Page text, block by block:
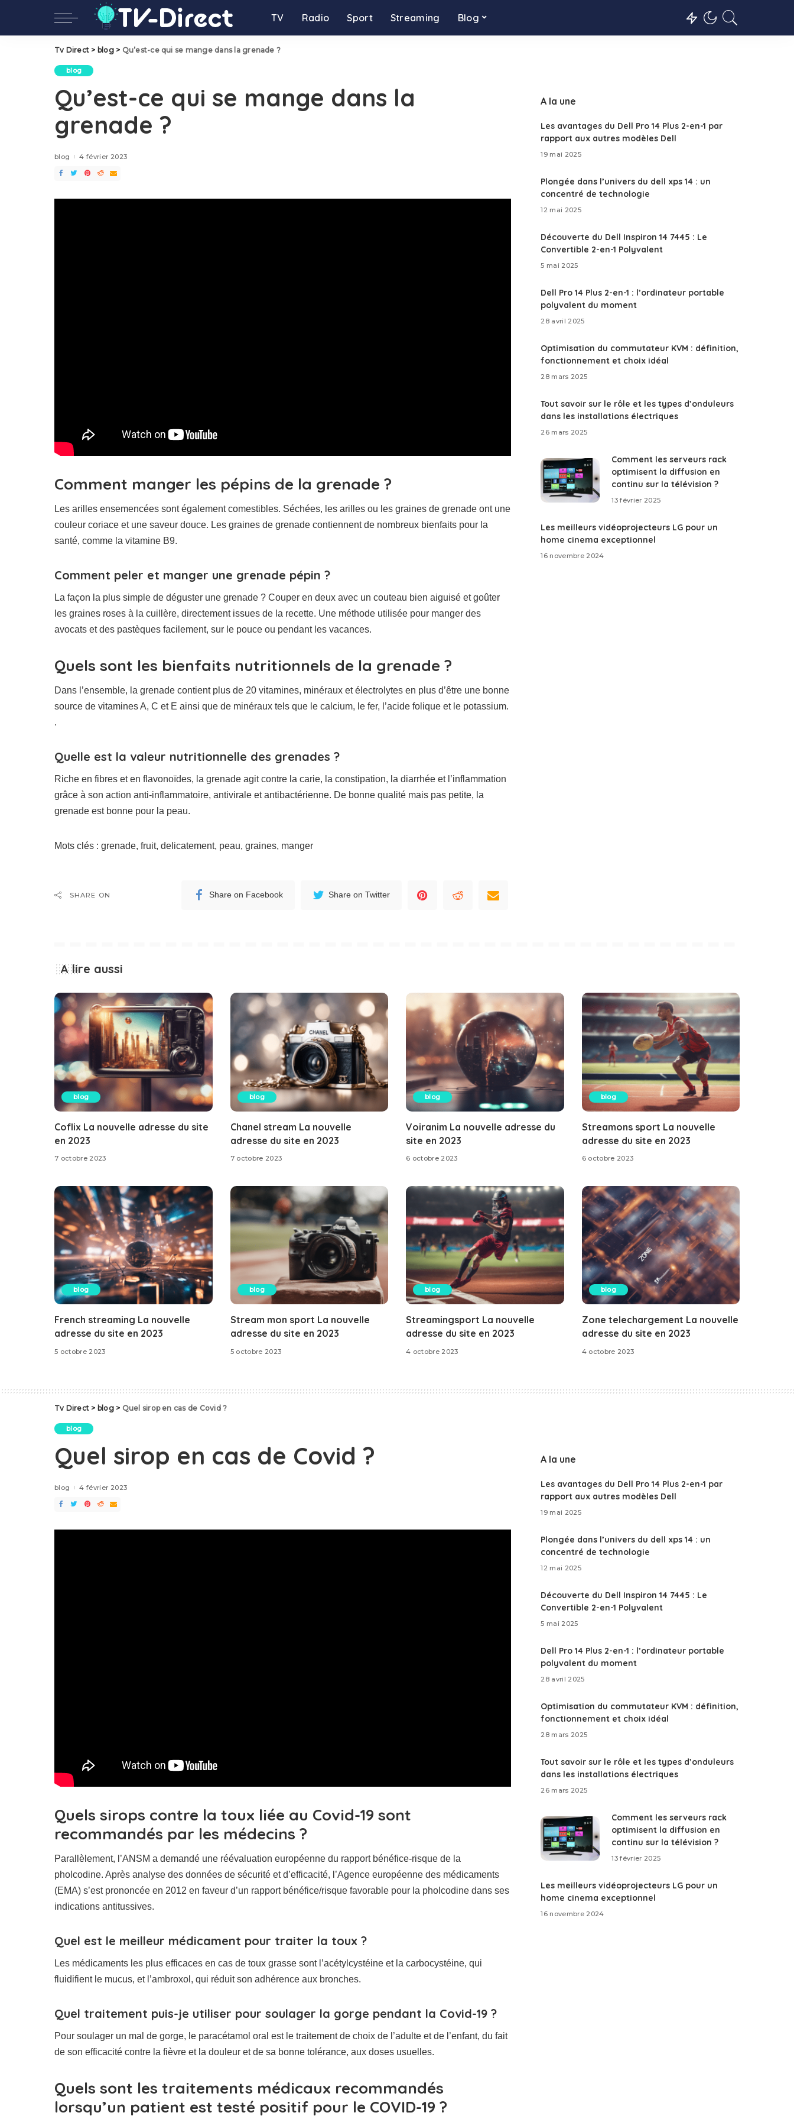
TV Radio Sport Streaming Blog
Tv Direct > blog> Qu’est-ce qui se mange dans la grenade ?
blog
Qu’est-ce qui se mange dans la
grenade ?
blog 4 février 2023
Comment manger les pépins de la grenade ?
Les arilles ensemencées sont également comestibles. Séchées, les arilles ou les graines de grenade ont une
couleur coriace et une saveur douce. Les graines de grenade contiennent de nombreux bienfaits pour la
santé, comme la vitamine B9.
Comment peler et manger une grenade pépin ?
La façon la plus simple de déguster une grenade ? Couper en deux avec un couteau bien aiguisé et goûter
les graines roses à la cuillère, directement issues de la recette. Une méthode utilisée pour manger des
avocats et des pastèques facilement, sur le pouce ou pendant les vacances.
Quels sont les bienfaits nutritionnels de la grenade ?
Dans l’ensemble, la grenade contient plus de 20 vitamines, minéraux et électrolytes en plus d’être une bonne
source de vitamines A, C et E ainsi que de minéraux tels que le calcium, le fer, l’acide folique et le potassium.
.
Quelle est la valeur nutritionnelle des grenades ?
Riche en fibres et en flavonoïdes, la grenade agit contre la carie, la constipation, la diarrhée et l’inflammation
grâce à son action anti-inflammatoire, antivirale et antibactérienne. De bonne qualité mais pas petite, la
grenade est bonne pour la peau.
Mots clés : grenade, fruit, delicatement, peau, graines, manger
SHARE ON Share on Facebook Share on Twitter
A la une
Les avantages du Dell Pro 14 Plus 2-en-1 par
rapport aux autres modèles Dell
19 mai 2025
Plongée dans l’univers du dell xps 14 : un
concentré de technologie
12 mai 2025
Découverte du Dell Inspiron 14 7445 : Le
Convertible 2-en-1 Polyvalent
5 mai 2025
Dell Pro 14 Plus 2-en-1 : l’ordinateur portable
polyvalent du moment
28 avril 2025
Optimisation du commutateur KVM : définition,
fonctionnement et choix idéal
28 mars 2025
Tout savoir sur le rôle et les types d’onduleurs
dans les installations électriques
26 mars 2025
Comment les serveurs rack
optimisent la diffusion en
continu sur la télévision ?
13 février 2025
Les meilleurs vidéoprojecteurs LG pour un
home cinema exceptionnel
16 novembre 2024
A lire aussi
blog
Coflix La nouvelle adresse du site
en 2023
7 octobre 2023
blog
Chanel stream La nouvelle
adresse du site en 2023
7 octobre 2023
blog
Voiranim La nouvelle adresse du
site en 2023
6 octobre 2023
blog
Streamons sport La nouvelle
adresse du site en 2023
6 octobre 2023
blog
French streaming La nouvelle
adresse du site en 2023
5 octobre 2023
blog
Stream mon sport La nouvelle
adresse du site en 2023
5 octobre 2023
blog
Streamingsport La nouvelle
adresse du site en 2023
4 octobre 2023
blog
Zone telechargement La nouvelle
adresse du site en 2023
4 octobre 2023
Tv Direct > blog> Quel sirop en cas de Covid ?
blog
Quel sirop en cas de Covid ?
blog 4 février 2023
Quels sirops contre la toux liée au Covid-19 sont
recommandés par les médecins ?
Parallèlement, l’ANSM a demandé une réévaluation européenne du rapport bénéfice-risque de la
pholcodine. Après analyse des données de sécurité et d’efficacité, l’Agence européenne des médicaments
(EMA) s’est prononcée en 2012 en faveur d’un rapport bénéfice/risque favorable pour la pholcodine dans ses
indications antitussives.
Quel est le meilleur médicament pour traiter la toux ?
Les médicaments les plus efficaces en cas de toux grasse sont l’acétylcystéine et la carbocystéine, qui
fluidifient le mucus, et l’ambroxol, qui réduit son adhérence aux bronches.
Quel traitement puis-je utiliser pour soulager la gorge pendant la Covid-19 ?
Pour soulager un mal de gorge, le paracétamol oral est le traitement de choix de l’adulte et de l’enfant, du fait
de son efficacité contre la fièvre et la douleur et de sa bonne tolérance, aux doses usuelles.
Quels sont les traitements médicaux recommandés
lorsqu’un patient est testé positif pour le COVID-19 ?
A la une
Les avantages du Dell Pro 14 Plus 2-en-1 par
rapport aux autres modèles Dell
19 mai 2025
Plongée dans l’univers du dell xps 14 : un
concentré de technologie
12 mai 2025
Découverte du Dell Inspiron 14 7445 : Le
Convertible 2-en-1 Polyvalent
5 mai 2025
Dell Pro 14 Plus 2-en-1 : l’ordinateur portable
polyvalent du moment
28 avril 2025
Optimisation du commutateur KVM : définition,
fonctionnement et choix idéal
28 mars 2025
Tout savoir sur le rôle et les types d’onduleurs
dans les installations électriques
26 mars 2025
Comment les serveurs rack
optimisent la diffusion en
continu sur la télévision ?
13 février 2025
Les meilleurs vidéoprojecteurs LG pour un
home cinema exceptionnel
16 novembre 2024